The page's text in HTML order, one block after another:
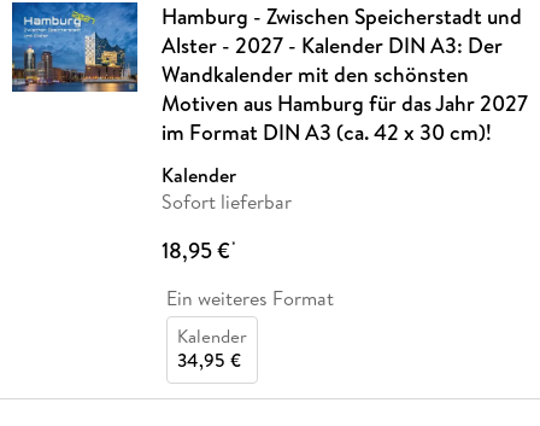
Hamburg - Zwischen Speicherstadt und
Alster - 2027 - Kalender DIN A3: Der
Wandkalender mit den schönsten
Motiven aus Hamburg für das Jahr 2027
im Format DIN A3 (ca. 42 x 30 cm)!
Kalender
Sofort lieferbar
18,95 €*
Ein weiteres Format
Kalender
34,95 €